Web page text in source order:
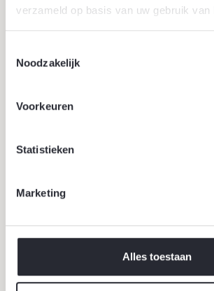
verzameld op basis van uw gebruik van
Noodzakelijk
Voorkeuren
Statistieken
Marketing
Alles toestaan
Werklandschappen van de
Werklandschappen van de Toekomst
bedrijventerreinen naar groene,